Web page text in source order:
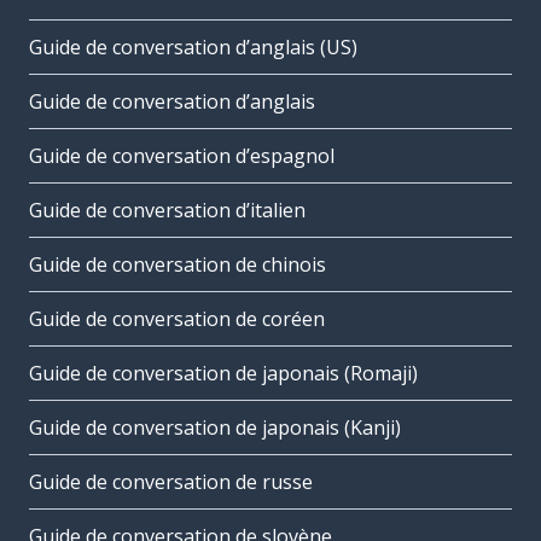
Guide de conversation d’anglais (US)
Guide de conversation d’anglais
Guide de conversation d’espagnol
Guide de conversation d’italien
Guide de conversation de chinois
Guide de conversation de coréen
Guide de conversation de japonais (Romaji)
Guide de conversation de japonais (Kanji)
Guide de conversation de russe